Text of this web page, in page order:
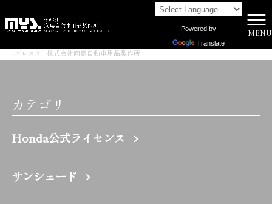
Powered by
Translate
MENU
クレスタ | 株式会社向島自動車用品製作所
カテゴリ
Honda公式ライセンス
サンシェード